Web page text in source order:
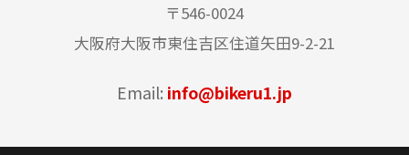
〒546-0024
大阪府大阪市東住吉区住道矢田9-2-21
Email: info@bikeru1.jp